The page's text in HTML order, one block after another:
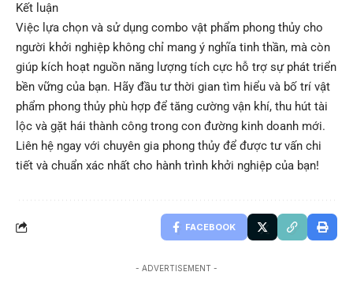
Kết luận
Việc lựa chọn và sử dụng combo vật phẩm phong thủy cho
người khởi nghiệp không chỉ mang ý nghĩa tinh thần, mà còn
giúp kích hoạt nguồn năng lượng tích cực hỗ trợ sự phát triển
bền vững của bạn. Hãy đầu tư thời gian tìm hiểu và bố trí vật
phẩm phong thủy phù hợp để tăng cường vận khí, thu hút tài
lộc và gặt hái thành công trong con đường kinh doanh mới.
Liên hệ ngay với chuyên gia phong thủy để được tư vấn chi
tiết và chuẩn xác nhất cho hành trình khởi nghiệp của bạn!
FACEBOOK
- ADVERTISEMENT -